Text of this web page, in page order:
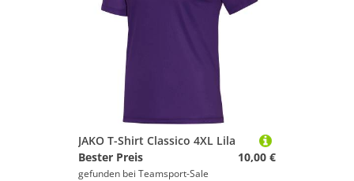
JAKO T-Shirt Classico 4XL Lila
Bester Preis
10,00 €
gefunden bei Teamsport-Sale